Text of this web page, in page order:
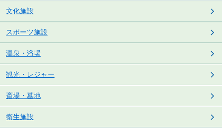
文化施設
スポーツ施設
温泉・浴場
観光・レジャー
斎場・墓地
衛生施設